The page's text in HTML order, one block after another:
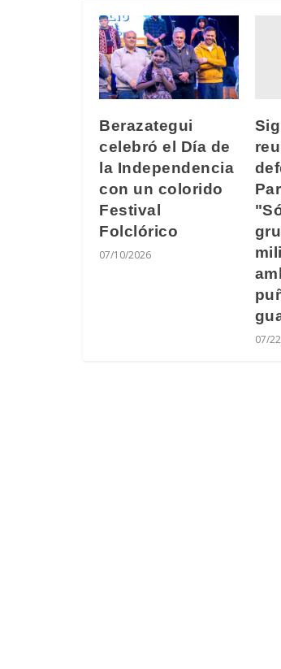
Berazategui
celebró el Día de
la Independencia
con un colorido
Festival
Folclórico
07/10/2026
07/